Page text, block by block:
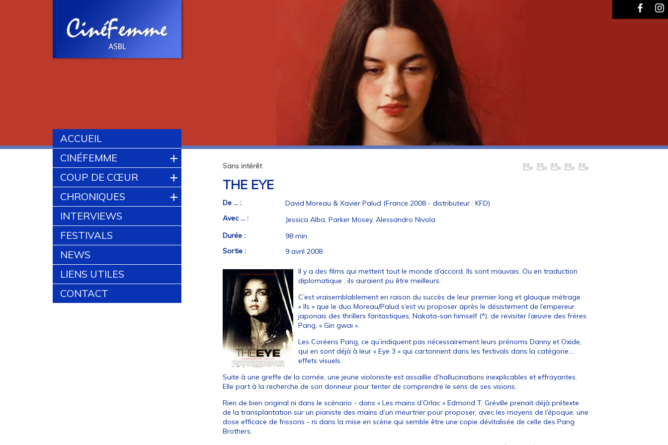
ACCUEIL
CINÉFEMME
+
COUP DE CŒUR +
CHRONIQUES +
INTERVIEWS
FESTIVALS
NEWS
LIENS UTILES
CONTACT
Sans intérêt
THE EYE
De ... :
David Moreau & Xavier Palud (France 2008 - distributeur : KFD)
Avec ... :
Jessica Alba, Parker Mosey, Alessandro Nivola
Durée :
98 min.
Sortie :
9 avril 2008
Il y a des films qui mettent tout le monde d’accord. Ils sont mauvais. Ou en traduction
diplomatique : ils auraient pu être meilleurs.
C’est vraisemblablement en raison du succès de leur premier long et glauque métrage
« Ils » que le duo Moreau/Palud s’est vu proposer après le désistement de l’empereur
japonais des thrillers fantastiques, Nakata-san himself (*), de revisiter l’œuvre des frères
Pang, « Gin gwai ».
Les Coréens Pang, ce qu’indiquent pas nécessairement leurs prénoms Danny et Oxide,
qui en sont déjà à leur « Eye 3 » qui cartonnent dans les festivals dans la catégorie…
effets visuels.
Suite à une greffe de la cornée, une jeune violoniste est assaillie d’hallucinations inexplicables et effrayantes.
Elle part à la recherche de son donneur pour tenter de comprendre le sens de ses visions.
Rien de bien original ni dans le scénario - dans « Les mains d’Orlac » Edmond T. Gréville prenait déjà prétexte
de la transplantation sur un pianiste des mains d’un meurtrier pour proposer, avec les moyens de l’époque, une
dose efficace de frissons - ni dans la mise en scène qui semble être une copie dévitalisée de celle des Pang
Brothers.